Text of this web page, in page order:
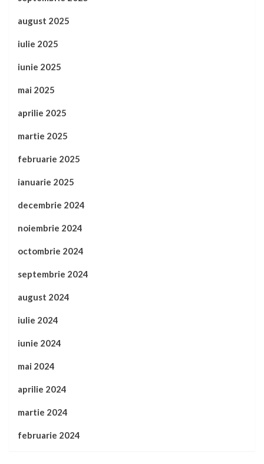
august 2025
iulie 2025
iunie 2025
mai 2025
aprilie 2025
martie 2025
februarie 2025
ianuarie 2025
decembrie 2024
noiembrie 2024
octombrie 2024
septembrie 2024
august 2024
iulie 2024
iunie 2024
mai 2024
aprilie 2024
martie 2024
februarie 2024